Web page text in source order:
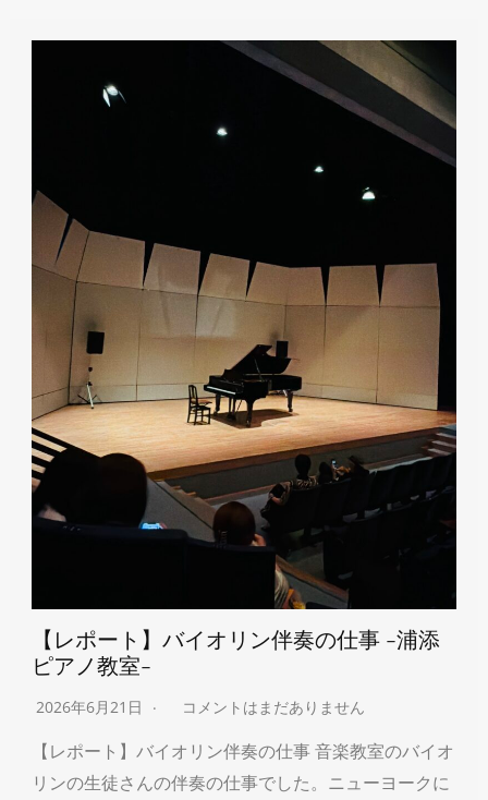
【レポート】バイオリン伴奏の仕事 -浦添
ピアノ教室-
2026年6月21日 コメントはまだありません
【レポート】バイオリン伴奏の仕事 音楽教室のバイオ
リンの生徒さんの伴奏の仕事でした。ニューヨークに